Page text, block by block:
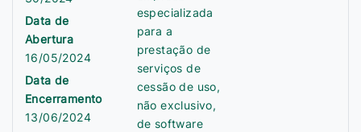
Data de
Abertura
16/05/2024
Data de
Encerramento
13/06/2024
especializada
para a
prestação de
serviços de
cessão de uso,
não exclusivo,
de software